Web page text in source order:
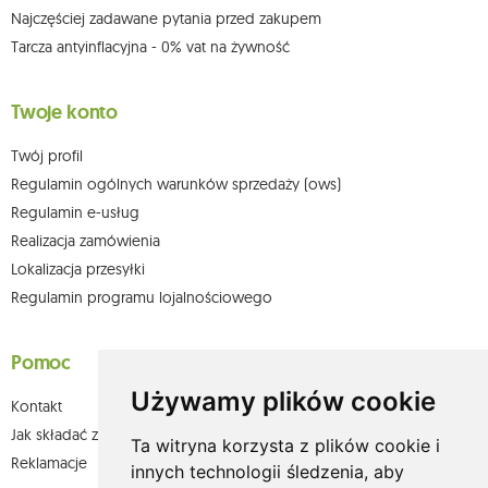
Używamy plików cookie
Ta witryna korzysta z plików cookie i
innych technologii śledzenia, aby
Najczęściej zadawane pytania przed zakupem
Tarcza antyinflacyjna - 0% vat na żywność
Twoje konto
Twój profil
Regulamin ogólnych warunków sprzedaży (ows)
Regulamin e-usług
Realizacja zamówienia
Lokalizacja przesyłki
Regulamin programu lojalnościowego
Pomoc
Kontakt
Jak składać zamówienia w sklepie olium.pl?
Reklamacje